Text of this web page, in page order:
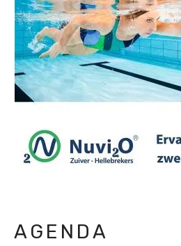
AGENDA